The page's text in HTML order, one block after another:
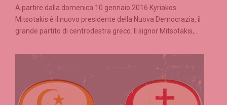
A partire dalla domenica 10 gennaio 2016 Kyriakos
Mitsotakis è il nuovo presidente della Nuova Democrazia, il
grande partito di centrodestra greco. Il signor Mitsotakis,...